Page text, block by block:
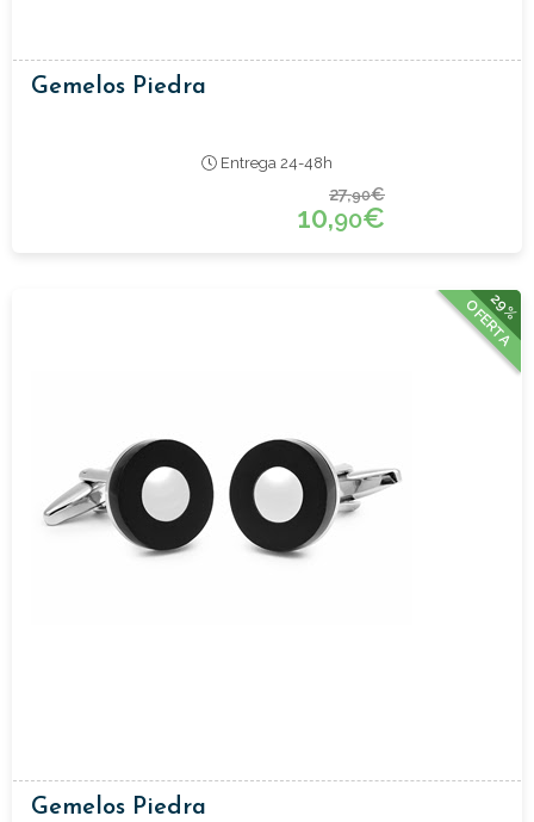
Gemelos Piedra
Entrega 24-48h
27,90€
10,90€
29%
OFERTA
Gemelos Piedra